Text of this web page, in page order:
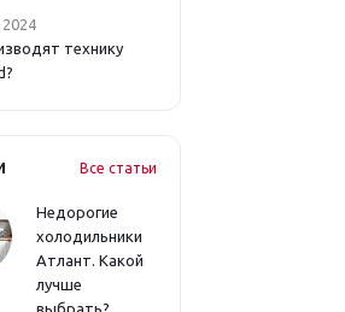
технику
Все статьи
Недорогие
холодильники
Атлант. Какой
лучше
выбрать?